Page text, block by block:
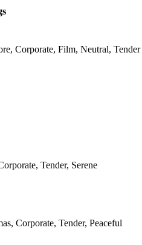
Corporate, Film, Neutral, Tender
Tender, Serene
Corporate, Tender, Peaceful